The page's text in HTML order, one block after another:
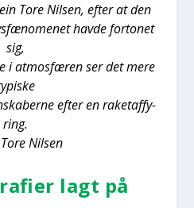
Tore Nil­sen, efter at den
hav­de for­to­net
sig,
i atmos­fæ­ren ser det mere
efter en raket­af­fy­
ring.
Nil­sen
lagt på